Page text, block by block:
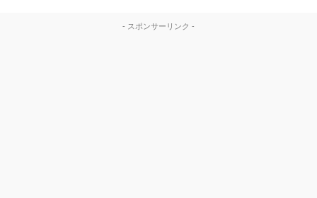
- スポンサーリンク -